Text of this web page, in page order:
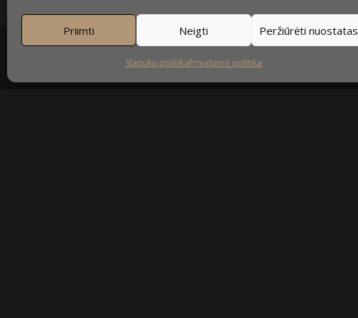
Priimti Neigti Peržiūrėti nuostatas
Slapukų politikaPrivatumo politika